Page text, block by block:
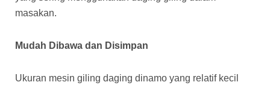
masakan.
Mudah Dibawa dan Disimpan
Ukuran mesin giling daging dinamo yang relatif kecil